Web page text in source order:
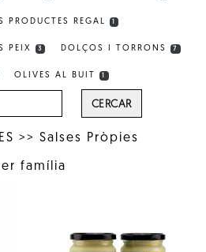
PRODUCTES REGAL
PEIX 3 DOLÇOS I TORRONS 7
OLIVES AL BUIT
CERCAR
>> Salses Pròpies
família
SELECCIONAR IDIOMA: